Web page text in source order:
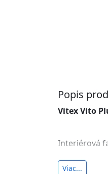
Popis
Vitex Vito
Interiérová
Viac...